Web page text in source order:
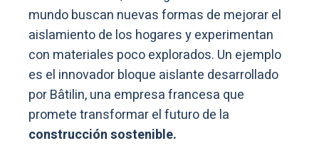
mundo buscan nuevas formas de mejorar el
aislamiento de los hogares y experimentan
con materiales poco explorados. Un ejemplo
es el innovador bloque aislante desarrollado
por Bâtilin, una empresa francesa que
promete transformar el futuro de la
construcción sostenible.